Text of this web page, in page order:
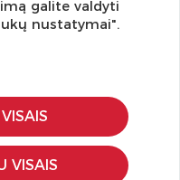
galite valdyti
nustatymai".
VISAIS